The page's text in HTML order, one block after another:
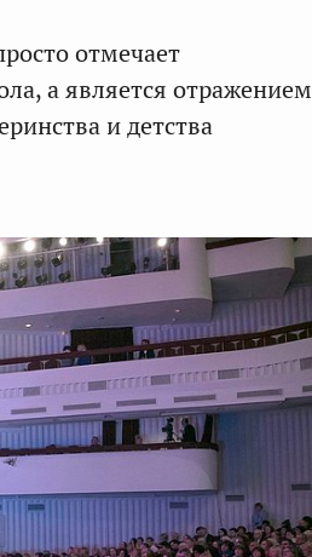
отмечает
а является отражением
и детства